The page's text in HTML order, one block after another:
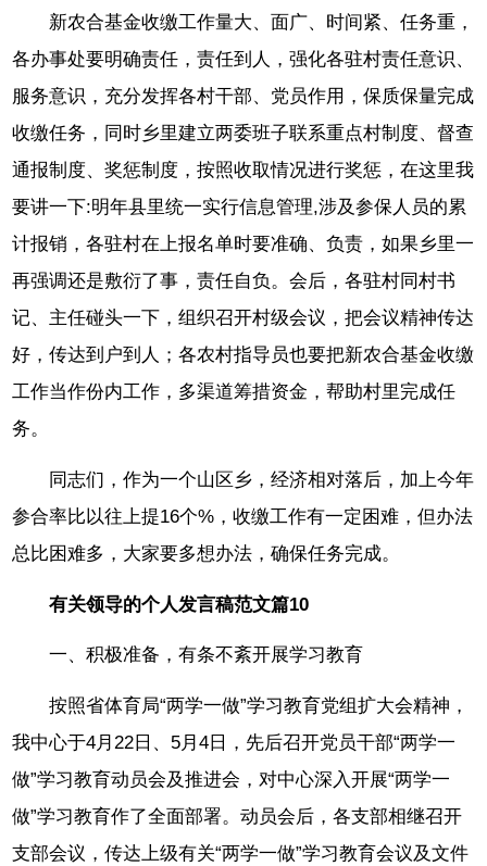
新农合基金收缴工作量大、面广、时间紧、任务重，
各办事处要明确责任，责任到人，强化各驻村责任意识、
服务意识，充分发挥各村干部、党员作用，保质保量完成
收缴任务，同时乡里建立两委班子联系重点村制度、督查
通报制度、奖惩制度，按照收取情况进行奖惩，在这里我
要讲一下:明年县里统一实行信息管理,涉及参保人员的累
计报销，各驻村在上报名单时要准确、负责，如果乡里一
再强调还是敷衍了事，责任自负。会后，各驻村同村书
记、主任碰头一下，组织召开村级会议，把会议精神传达
好，传达到户到人；各农村指导员也要把新农合基金收缴
工作当作份内工作，多渠道筹措资金，帮助村里完成任
务。
同志们，作为一个山区乡，经济相对落后，加上今年
参合率比以往上提16个%，收缴工作有一定困难，但办法
总比困难多，大家要多想办法，确保任务完成。
有关领导的个人发言稿范文篇10
一、积极准备，有条不紊开展学习教育
按照省体育局“两学一做”学习教育党组扩大会精神，
我中心于4月22日、5月4日，先后召开党员干部“两学一
做”学习教育动员会及推进会，对中心深入开展“两学一
做”学习教育作了全面部署。动员会后，各支部相继召开
支部会议，传达上级有关“两学一做”学习教育会议及文件